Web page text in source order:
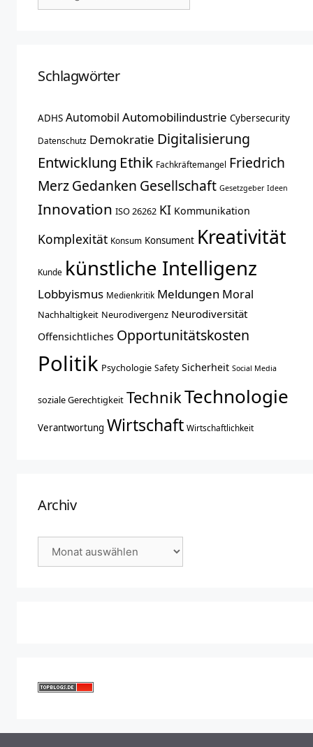
Schlagwörter
ADHS Automobil Automobilindustrie Cybersecurity
Datenschutz Demokratie Digitalisierung
Entwicklung Ethik Fachkräftemangel Friedrich
MerzGedanken Gesellschaft Gesetzgeber Ideen
Innovation ISO 26262 KI Kommunikation
Komplexität Konsum Konsument Kreativität
Kunde künstliche Intelligenz
Lobbyismus Medienkritik Meldungen Moral
Nachhaltigkeit Neurodivergenz Neurodiversität
Offensichtliches Opportunitätskosten
Politik Psychologie Safety Sicherheit Social Media
soziale Gerechtigkeit TechnikTechnologie
Verantwortung Wirtschaft Wirtschaftlichkeit
Archiv
Archiv